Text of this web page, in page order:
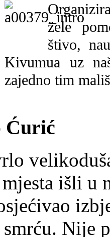
žele
štivo,
Kivumua uz
zajedno tim
Ćurić
išli u
smrću. Nije